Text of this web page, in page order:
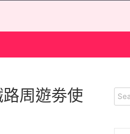
周遊劵使
for: